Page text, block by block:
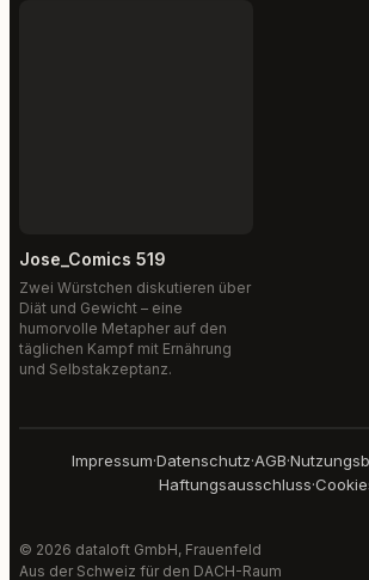
Jose_Comics 519
Zwei Würstchen diskutieren über
Diät und Gewicht – eine
humorvolle Metapher auf den
täglichen Kampf mit Ernährung
und Selbstakzeptanz.
Impressum·Datenschutz·AGB·
Haftungsausschluss·
© 2026 dataloft GmbH, Frauenfeld
Aus der Schweiz für den DACH-Raum